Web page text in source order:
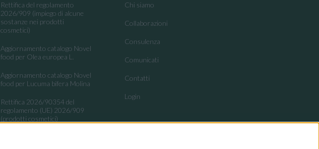
Rettifica del regolamento
2026/909 (impiego di alcune
sostanze nei prodotti
cosmetici)
Aggiornamento catalogo Novel
food per Olea europea L.
Aggiornamento catalogo Novel
food per Lucuma bifera Molina
Rettifica 2026/90354 del
regolamento (UE) 2026/909
(prodotti cosmetici)
Chi siamo
Collaborazioni
Consulenza
Comunicati
Contatti
Login